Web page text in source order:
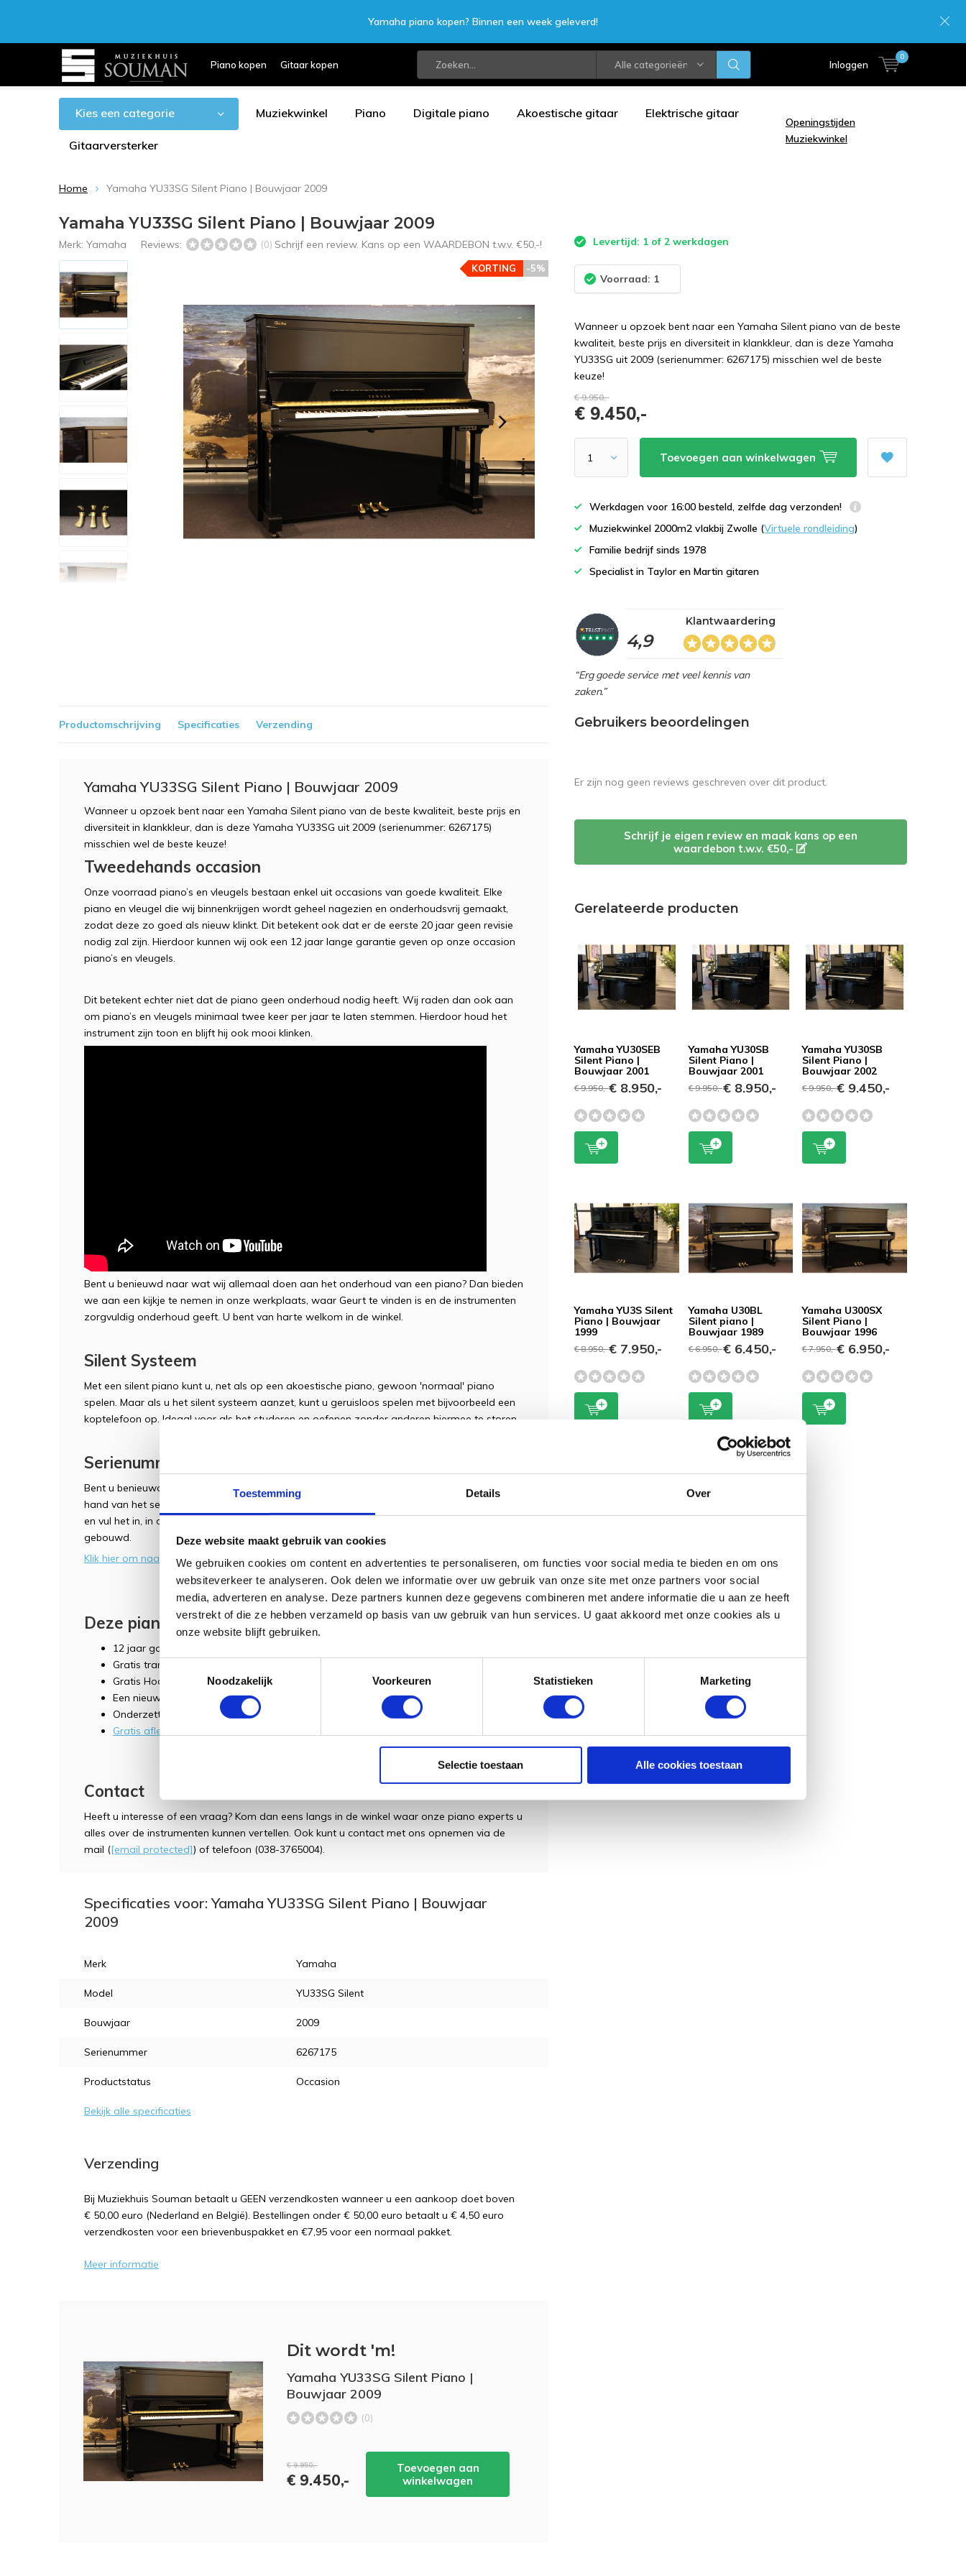
Toestemming Details Over
Deze website maakt gebruik van cookies
We gebruiken cookies om content en advertenties te personaliseren, om functies voor social media te bieden en om ons
websiteverkeer te analyseren. Ook delen we informatie over uw gebruik van onze site met onze partners voor social
media, adverteren en analyse. Deze partners kunnen deze gegevens combineren met andere informatie die u aan ze heeft
verstrekt of die ze hebben verzameld op basis van uw gebruik van hun services. U gaat akkoord met onze cookies als u
onze website blijft gebruiken.
Toestemmingsselectie
Noodzakelijk
Voorkeuren Statistieken Marketing
Selectie toestaan Alle cookies toestaan
Piano kopen Gitaar kopen Alle categorieën Inloggen
0
Yamaha piano kopen? Binnen een week geleverd!
Kies een categorie Muziekwinkel Piano Digitale piano Akoestische gitaar Elektrische gitaar
Gitaarversterker
Openingstijden
Muziekwinkel
Home Yamaha YU33SG Silent Piano | Bouwjaar 2009
Yamaha YU33SG Silent Piano | Bouwjaar 2009
Merk: Yamaha Reviews: (0) Schrijf een review. Kans op een WAARDEBON t.w.v. €50,-!
-5%
KORTING
Levertijd: 1 of 2 werkdagen
Voorraad: 1
Wanneer u opzoek bent naar een Yamaha Silent piano van de beste
kwaliteit, beste prijs en diversiteit in klankkleur, dan is deze Yamaha
YU33SG uit 2009 (serienummer: 6267175) misschien wel de beste
keuze!
€ 9.950,-
€ 9.450,-
Toevoegen aan winkelwagen
Werkdagen voor 16:00 besteld, zelfde dag verzonden!
Muziekwinkel 2000m2 vlakbij Zwolle (Virtuele rondleiding)
Familie bedrijf sinds 1978
Specialist in Taylor en Martin gitaren
4,9
Klantwaardering
“Erg goede service met veel kennis van
zaken.”
Productomschrijving Specificaties Verzending
Yamaha YU33SG Silent Piano | Bouwjaar 2009
Wanneer u opzoek bent naar een Yamaha Silent piano van de beste kwaliteit, beste prijs en
diversiteit in klankkleur, dan is deze Yamaha YU33SG uit 2009 (serienummer: 6267175)
misschien wel de beste keuze!
Tweedehands occasion
Onze voorraad piano’s en vleugels bestaan enkel uit occasions van goede kwaliteit. Elke
piano en vleugel die wij binnenkrijgen wordt geheel nagezien en onderhoudsvrij gemaakt,
zodat deze zo goed als nieuw klinkt. Dit betekent ook dat er de eerste 20 jaar geen revisie
nodig zal zijn. Hierdoor kunnen wij ook een 12 jaar lange garantie geven op onze occasion
piano’s en vleugels.
Dit betekent echter niet dat de piano geen onderhoud nodig heeft. Wij raden dan ook aan
om piano’s en vleugels minimaal twee keer per jaar te laten stemmen. Hierdoor houd het
instrument zijn toon en blijft hij ook mooi klinken.
Bent u benieuwd naar wat wij allemaal doen aan het onderhoud van een piano? Dan bieden
we aan een kijkje te nemen in onze werkplaats, waar Geurt te vinden is en de instrumenten
zorgvuldig onderhoud geeft. U bent van harte welkom in de winkel.
Silent Systeem
Met een silent piano kunt u, net als op een akoestische piano, gewoon 'normaal' piano
spelen. Maar als u het silent systeem aanzet, kunt u geruisloos spelen met bijvoorbeeld een
koptelefoon op. Ideaal voor als het studeren en oefenen zonder anderen hiermee te storen.
Serienummer en Bouwjaar
Bent u benieuwd of wilt u controleren hoe oud de piano of vleugel is? Dan kunt u aan de
hand van het serienummer het bouwjaar achterhalen. Kopieer simpel weg het serienummer
en vul het in, in onze serienummer checker. Deze laat u direct zien in welk jaar de piano is
gebouwd.
Klik hier om naar de serienummer checker te gaan
Deze piano wordt geleverd inclusief:
12 jaar garantie op het instrument en 1 jaar op de elektronica
Gratis transport binnen Nederland (mits gelijkvloers of lift aanwezig)
Gratis Hoofdtelefoon (Sennheiser HD 280 Pro)
Een nieuwe, in hoogte verstelbare pianobank
Onderzetters ter bescherming van uw vloer
Gratis afleverpakket t.w.v. € 300,-
Contact
Heeft u interesse of een vraag? Kom dan eens langs in de winkel waar onze piano experts u
alles over de instrumenten kunnen vertellen. Ook kunt u contact met ons opnemen via de
mail ([email protected]) of telefoon (038-3765004).
Specificaties voor: Yamaha YU33SG Silent Piano | Bouwjaar
2009
Merk Yamaha
Model YU33SG Silent
Bouwjaar 2009
Serienummer 6267175
Productstatus Occasion
Bekijk alle specificaties
Verzending
Bij Muziekhuis Souman betaalt u GEEN verzendkosten wanneer u een aankoop doet boven
€ 50,00 euro (Nederland en België). Bestellingen onder € 50,00 euro betaalt u € 4,50 euro
verzendkosten voor een brievenbuspakket en €7,95 voor een normaal pakket.
Meer informatie
Dit wordt 'm!
Yamaha YU33SG Silent Piano |
Bouwjaar 2009
(0)
€ 9.950,-
€ 9.450,-
Toevoegen aan
winkelwagen
Gebruikers beoordelingen
Er zijn nog geen reviews geschreven over dit product.
Schrijf je eigen review en maak kans op een
waardebon t.w.v. €50,-
Gerelateerde producten
Yamaha YU30SEB
Silent Piano |
Bouwjaar 2001
€ 9.950,-€ 8.950,-
Yamaha YU30SB
Silent Piano |
Bouwjaar 2001
€ 9.950,-€ 8.950,-
Yamaha YU30SB
Silent Piano |
Bouwjaar 2002
€ 9.950,-€ 9.450,-
Yamaha YU3S Silent
Piano | Bouwjaar
1999
€ 8.950,-€ 7.950,-
Yamaha U30BL
Silent piano |
Bouwjaar 1989
€ 6.950,-€ 6.450,-
Yamaha U300SX
Silent Piano |
Bouwjaar 1996
€ 7.950,-€ 6.950,-